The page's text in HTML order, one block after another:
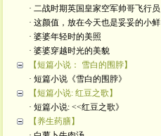
· 二战时期英国皇家空军帅哥飞行员
· 这颜值，放在今天也是妥妥的小鲜
· 婆婆年轻时的美照
· 婆婆穿越时光的美貌
【短篇小说： 雪白的围脖】
· 短篇小说《雪白的围脖》
【短篇小说: 红豆之歌】
· 短篇小说: <<红豆之歌》
【养生药膳】